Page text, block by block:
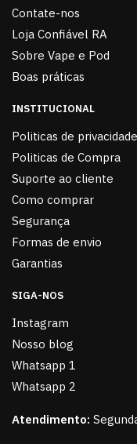
Contate-nos
Loja Confiável RA
Sobre Vape e Pod
Boas práticas
INSTITUCIONAL
Politicas de privacidade
Politicas de Compra
Suporte ao cliente
Como comprar
Segurança
Formas de envio
Garantias
SIGA-NOS
Instagram
Nosso blog
Whatsapp 1
Whatsapp 2
Atendimento: